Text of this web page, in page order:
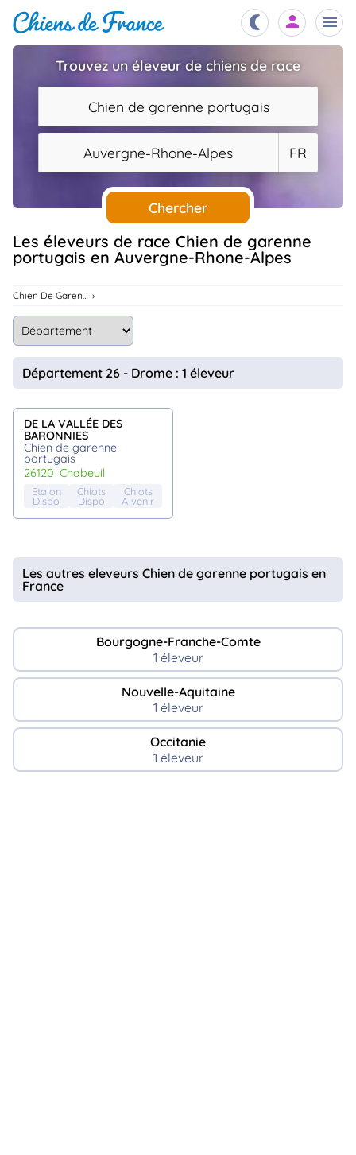
Chiots
Éleveurs
Étalons
Chiens
Services
..
Assurances
Connexion
Trouvez un éleveur de chiens de race
Chien de garenne portugais
Auvergne-Rhone-Alpes FR
Chercher
Les éleveurs de race Chien de garenne
portugais en Auvergne-Rhone-Alpes
Chien De Garenne Portugais
Département 26 - Drome : 1 éleveur
DE LA VALLÉE DES
BARONNIES
Chien de garenne
portugais
26120
chabeuil
Etalon
Dispo
Chiots
Dispo
Chiots
A venir
Les autres eleveurs Chien de garenne portugais en
France
Bourgogne-Franche-Comte
1 éleveur
Nouvelle-Aquitaine
1 éleveur
Occitanie
1 éleveur